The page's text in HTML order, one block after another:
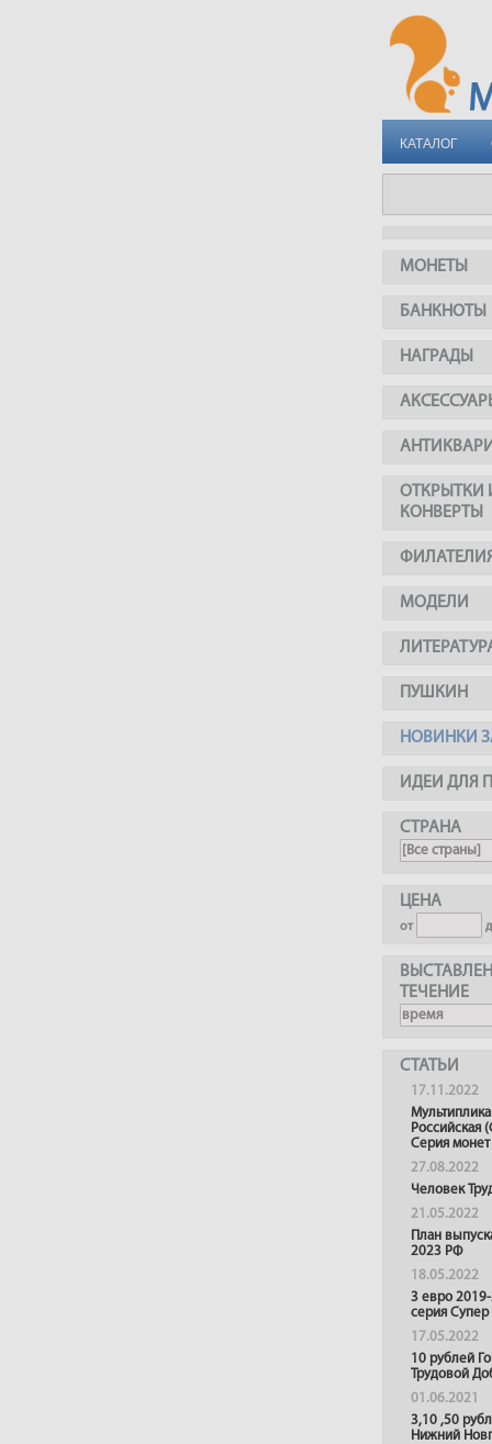
КАТАЛОГ
МОНЕТЫ
БАНКНОТЫ
НАГРАДЫ
ОТКРЫТКИ
КОНВЕРТЫ
МОДЕЛИ
ПУШКИН
НОВИНКИ
ИДЕИ ДЛЯ
СТРАНА
ЦЕНА
от
ТЕЧЕНИЕ
СТАТЬИ
17.11.2022
Российская
Серия монет
27.08.2022
Человек
21.05.2022
План
2023 РФ
18.05.2022
3 евро
серия
17.05.2022
10 рублей
Трудовой
01.06.2021
3,10 ,50
Нижний